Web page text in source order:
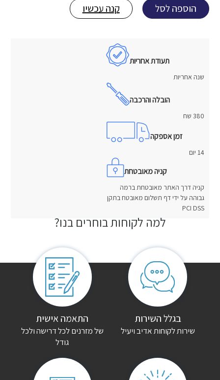
הוספה לסל קנה עכשיו
תעודת אחריות
שנה אחריות
הובלה והרכבה
380 שח
זמן אספקה
14 יום
קניה מאובטחת
קניה דרך האתר מאובטחת ברמה
גבוהה על ידי דף תשלום מאובטח בתקן
PCI DSS
אין עדיין חוות דעת.
היה הראשון לכתוב סקירה “ארון פתיחה יהונתן”
האימייל לא יוצג באתר.
שדות החובה מסומנים
למה לקוחות בוחרים בנו?
בגלל השירות
שירות לקוחות אדיב ויעיל
התאמה אישית
של מזרנים לכל דרישה ולכל
גודל